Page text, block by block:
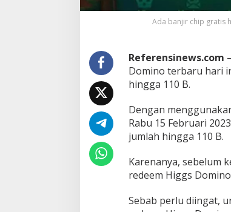
b
u
1
5
e
b
r
r
i
0
Ada banjir chip gratis
Referensinews.com
Domino terbaru hari
hingga 110 B.
Dengan
Rabu 15 Februari
jumlah hingga 110 B.
Karenanya, sebelum
redeem Higgs
Sebab perlu diingat,